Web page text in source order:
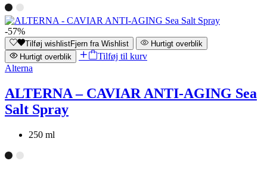
-57%
Tilføj wishlistFjern fra Wishlist
Hurtigt overblik
Hurtigt overblik
Tilføj til kurv
Alterna
ALTERNA – CAVIAR ANTI-AGING Sea
Salt Spray
250 ml